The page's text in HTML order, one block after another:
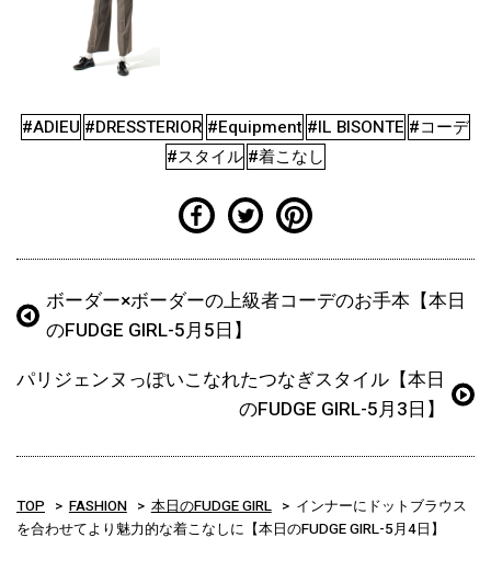
#ADIEU #DRESSTERIOR #Equipment #IL BISONTE #コーデ
#スタイル #着こなし
ボーダー×ボーダーの上級者コーデのお手本【本日
のFUDGE GIRL-5月5日】
パリジェンヌっぽいこなれたつなぎスタイル【本日
のFUDGE GIRL-5月3日】
TOP FASHION 本日のFUDGE GIRL
インナーにドットブラウス
を合わせてより魅力的な着こなしに【本日のFUDGE GIRL-5月4日】